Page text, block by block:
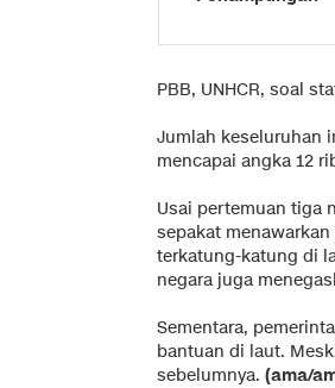
PBB, UNHCR, soal
Jumlah keseluruhan
mencapai angka 12
Usai pertemuan tiga
sepakat
terkatung-katung di
negara juga
Sementara,
bantuan di laut.
sebelumnya. (ama/